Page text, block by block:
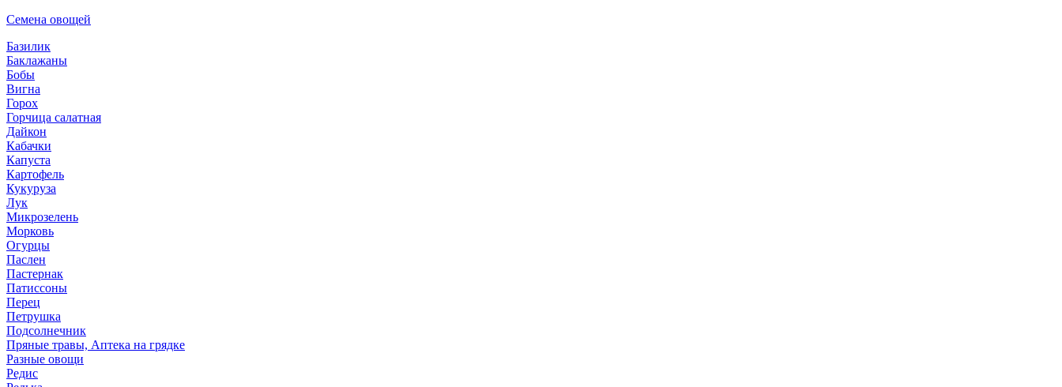
Семена овощей
Базилик
Баклажаны
Бобы
Вигна
Горох
Горчица салатная
Дайкон
Кабачки
Капуста
Картофель
Кукуруза
Лук
Микрозелень
Морковь
Огурцы
Паслен
Пастернак
Патиссоны
Перец
Петрушка
Подсолнечник
Пряные травы, Аптека на грядке
Разные овощи
Редис